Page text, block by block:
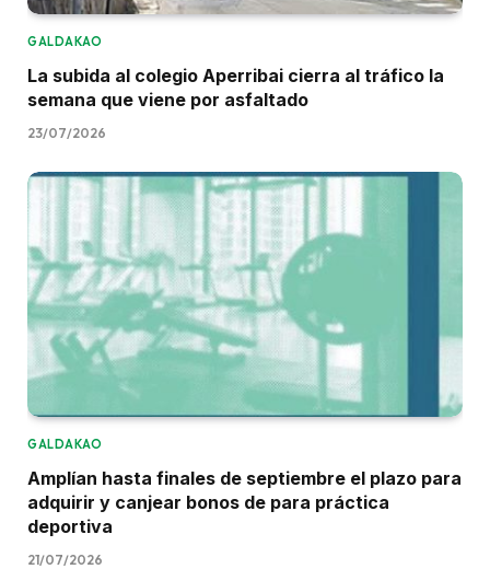
GALDAKAO
La subida al colegio Aperribai cierra al tráfico la
semana que viene por asfaltado
23/07/2026
GALDAKAO
Amplían hasta finales de septiembre el plazo para
adquirir y canjear bonos de para práctica
deportiva
21/07/2026